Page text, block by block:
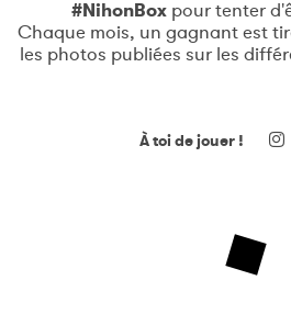
#NihonBoxpour tenter
Chaque mois, un gagnant est
les photos publiées sur les
À toi de jouer !